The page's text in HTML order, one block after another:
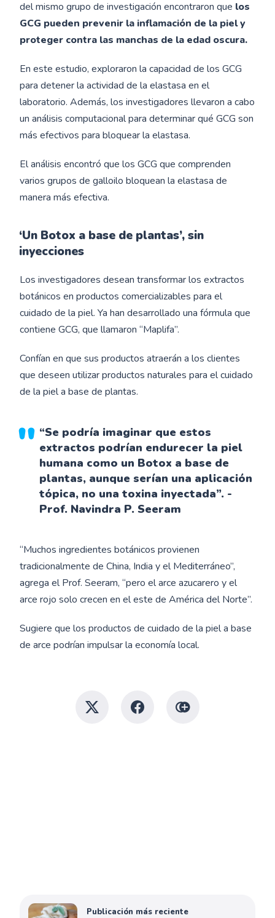
del mismo grupo de investigación encontraron que los
GCG pueden prevenir la inflamación de la piel y
proteger contra las manchas de la edad oscura.
En este estudio, exploraron la capacidad de los GCG
para detener la actividad de la elastasa en el
laboratorio. Además, los investigadores llevaron a cabo
un análisis computacional para determinar qué GCG son
más efectivos para bloquear la elastasa.
El análisis encontró que los GCG que comprenden
varios grupos de galloilo bloquean la elastasa de
manera más efectiva.
‘Un Botox a base de plantas’, sin
inyecciones
Los investigadores desean transformar los extractos
botánicos en productos comercializables para el
cuidado de la piel. Ya han desarrollado una fórmula que
contiene GCG, que llamaron “Maplifa”.
Confían en que sus productos atraerán a los clientes
que deseen utilizar productos naturales para el cuidado
de la piel a base de plantas.
“Se podría imaginar que estos
extractos podrían endurecer la piel
humana como un Botox a base de
plantas, aunque serían una aplicación
tópica, no una toxina inyectada”. -
Prof. Navindra P. Seeram
“Muchos ingredientes botánicos provienen
tradicionalmente de China, India y el Mediterráneo”,
agrega el Prof. Seeram, “pero el arce azucarero y el
arce rojo solo crecen en el este de América del Norte”.
Sugiere que los productos de cuidado de la piel a base
de arce podrían impulsar la economía local.
Publicación más reciente